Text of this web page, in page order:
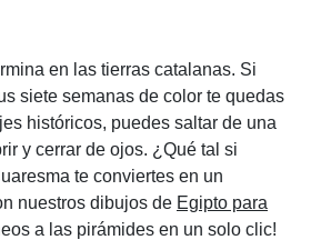
en las tierras catalanas. Si
siete semanas de color te quedas
históricos, puedes saltar de una
y cerrar de ojos. ¿Qué tal si
te conviertes en un
nuestros dibujos de Egipto para
a las pirámides en un solo clic!